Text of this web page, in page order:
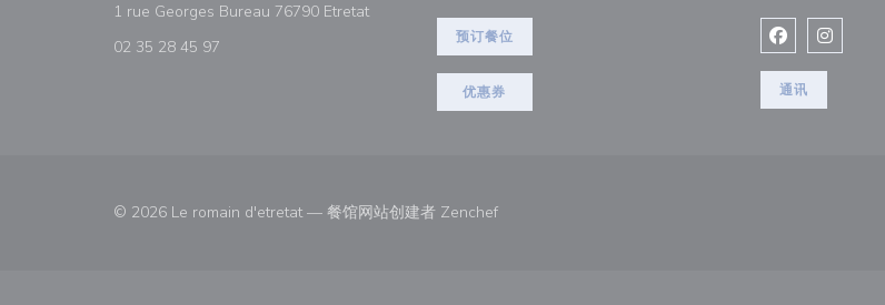
1 rue Georges Bureau 76790 Etretat((在新窗口中打开))
02 35 28 45 97
预订餐位
优惠券
Facebook ((
通讯
© 2026 Le romain d'etretat — 餐馆网站创建者 Zenchef((在新窗口中打开))